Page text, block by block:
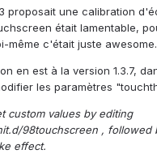
proposait une calibration
était lamentable,
même c'était juste
en est à la version 1.3.7,
les paramètres
custom values by editing
98touchscreen , followed
effect.